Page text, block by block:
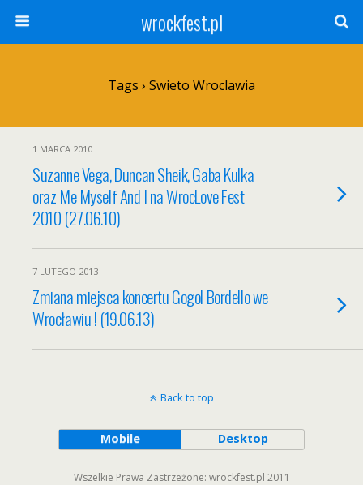
wrockfest.pl
Tags › Swieto Wroclawia
1 MARCA 2010
Suzanne Vega, Duncan Sheik, Gaba Kulka
oraz Me Myself And I na WrocLove Fest
2010 (27.06.10)
7 LUTEGO 2013
Zmiana miejsca koncertu Gogol Bordello we
Wrocławiu ! (19.06.13)
Back to top
Mobile Desktop
Wszelkie Prawa Zastrzeżone: wrockfest.pl 2011